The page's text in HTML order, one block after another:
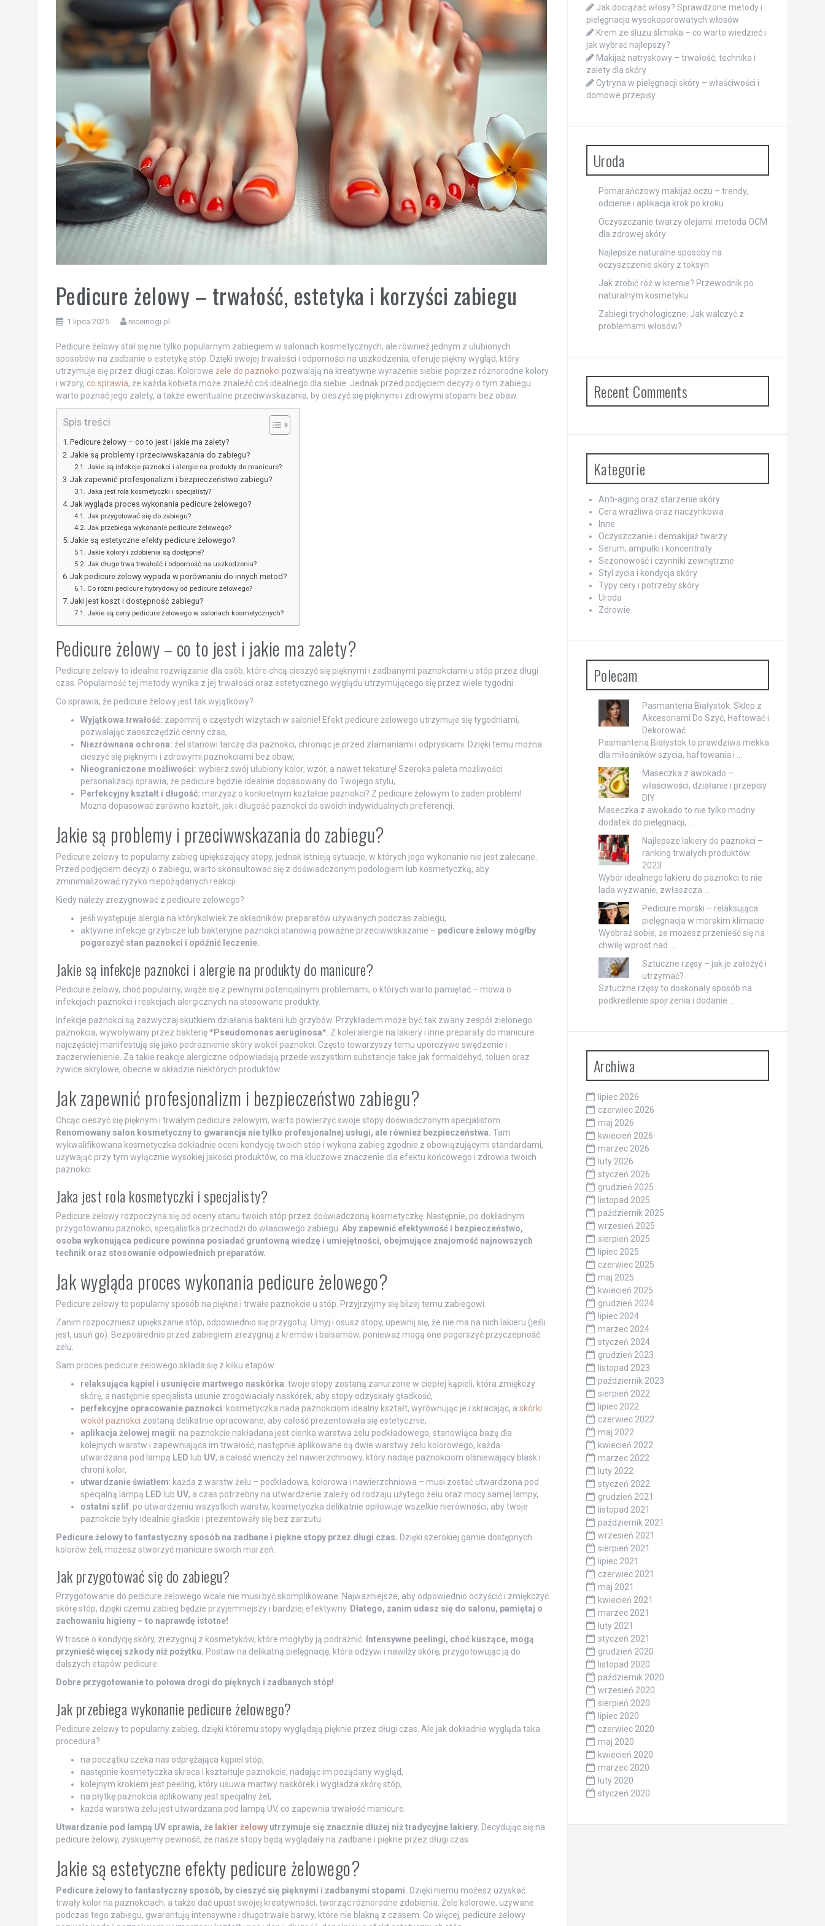
Pedicure żelowy – trwałość, estetyka i korzyści zabiegu
1 lipca 2025 receinogi.pl
Pedicure żelowy stał się nie tylko popularnym zabiegiem w salonach kosmetycznych, ale również jednym z ulubionych
sposobów na zadbanie o estetykę stóp. Dzięki swojej trwałości i odporności na uszkodzenia, oferuje piękny wygląd, który
utrzymuje się przez długi czas. Kolorowe żele do paznokci pozwalają na kreatywne wyrażenie siebie poprzez różnorodne kolory
i wzory, co sprawia, że każda kobieta może znaleźć coś idealnego dla siebie. Jednak przed podjęciem decyzji o tym zabiegu
warto poznać jego zalety, a także ewentualne przeciwwskazania, by cieszyć się pięknymi i zdrowymi stopami bez obaw.
Spis treści
Pedicure żelowy – co to jest i jakie ma zalety?
Jakie są problemy i przeciwwskazania do zabiegu?
Jakie są infekcje paznokci i alergie na produkty do manicure?
Jak zapewnić profesjonalizm i bezpieczeństwo zabiegu?
Jaka jest rola kosmetyczki i specjalisty?
Jak wygląda proces wykonania pedicure żelowego?
Jak przygotować się do zabiegu?
Jak przebiega wykonanie pedicure żelowego?
Jakie są estetyczne efekty pedicure żelowego?
Jakie kolory i zdobienia są dostępne?
Jak długo trwa trwałość i odporność na uszkodzenia?
Jak pedicure żelowy wypada w porównaniu do innych metod?
Co różni pedicure hybrydowy od pedicure żelowego?
Jaki jest koszt i dostępność zabiegu?
Jakie są ceny pedicure żelowego w salonach kosmetycznych?
Pedicure żelowy – co to jest i jakie ma zalety?
Pedicure żelowy to idealne rozwiązanie dla osób, które chcą cieszyć się pięknymi i zadbanymi paznokciami u stóp przez długi
czas. Popularność tej metody wynika z jej trwałości oraz estetycznego wyglądu utrzymującego się przez wiele tygodni.
Co sprawia, że pedicure żelowy jest tak wyjątkowy?
Wyjątkowa trwałość: zapomnij o częstych wizytach w salonie! Efekt pedicure żelowego utrzymuje się tygodniami,
pozwalając zaoszczędzić cenny czas,
Niezrównana ochrona: żel stanowi tarczę dla paznokci, chroniąc je przed złamaniami i odpryskami. Dzięki temu można
cieszyć się pięknymi i zdrowymi paznokciami bez obaw,
Nieograniczone możliwości: wybierz swój ulubiony kolor, wzór, a nawet teksturę! Szeroka paleta możliwości
personalizacji sprawia, że pedicure będzie idealnie dopasowany do Twojego stylu,
Perfekcyjny kształt i długość: marzysz o konkretnym kształcie paznokci? Z pedicure żelowym to żaden problem!
Można dopasować zarówno kształt, jak i długość paznokci do swoich indywidualnych preferencji.
Jakie są problemy i przeciwwskazania do zabiegu?
Pedicure żelowy to popularny zabieg upiększający stopy, jednak istnieją sytuacje, w których jego wykonanie nie jest zalecane.
Przed podjęciem decyzji o zabiegu, warto skonsultować się z doświadczonym podologiem lub kosmetyczką, aby
zminimalizować ryzyko niepożądanych reakcji.
Kiedy należy zrezygnować z pedicure żelowego?
jeśli występuje alergia na którykolwiek ze składników preparatów używanych podczas zabiegu,
aktywne infekcje grzybicze lub bakteryjne paznokci stanowią poważne przeciwwskazanie – pedicure żelowy mógłby
pogorszyć stan paznokci i opóźnić leczenie.
Jakie są infekcje paznokci i alergie na produkty do manicure?
Pedicure żelowy, choć popularny, wiąże się z pewnymi potencjalnymi problemami, o których warto pamiętać – mowa o
infekcjach paznokci i reakcjach alergicznych na stosowane produkty.
Infekcje paznokci są zazwyczaj skutkiem działania bakterii lub grzybów. Przykładem może być tak zwany zespół zielonego
paznokcia, wywoływany przez bakterię*Pseudomonas aeruginosa*. Z kolei alergie na lakiery i inne preparaty do manicure
najczęściej manifestują się jako podrażnienie skóry wokół paznokci. Często towarzyszy temu uporczywe swędzenie i
zaczerwienienie. Za takie reakcje alergiczne odpowiadają przede wszystkim substancje takie jak formaldehyd, toluen oraz
żywice akrylowe, obecne w składzie niektórych produktów.
Jak zapewnić profesjonalizm i bezpieczeństwo zabiegu?
Chcąc cieszyć się pięknym i trwałym pedicure żelowym, warto powierzyć swoje stopy doświadczonym specjalistom.
Renomowany salon kosmetyczny to gwarancja nie tylko profesjonalnej usługi, ale również bezpieczeństwa. Tam
wykwalifikowana kosmetyczka dokładnie oceni kondycję twoich stóp i wykona zabieg zgodnie z obowiązującymi standardami,
używając przy tym wyłącznie wysokiej jakości produktów, co ma kluczowe znaczenie dla efektu końcowego i zdrowia twoich
paznokci.
Jaka jest rola kosmetyczki i specjalisty?
Pedicure żelowy rozpoczyna się od oceny stanu twoich stóp przez doświadczoną kosmetyczkę. Następnie, po dokładnym
przygotowaniu paznokci, specjalistka przechodzi do właściwego zabiegu. Aby zapewnić efektywność i bezpieczeństwo,
osoba wykonująca pedicure powinna posiadać gruntowną wiedzę i umiejętności, obejmujące znajomość najnowszych
technik oraz stosowanie odpowiednich preparatów.
Jak wygląda proces wykonania pedicure żelowego?
Pedicure żelowy to popularny sposób na piękne i trwałe paznokcie u stóp. Przyjrzyjmy się bliżej temu zabiegowi.
Zanim rozpoczniesz upiększanie stóp, odpowiednio się przygotuj. Umyj i osusz stopy, upewnij się, że nie ma na nich lakieru (jeśli
jest, usuń go). Bezpośrednio przed zabiegiem zrezygnuj z kremów i balsamów, ponieważ mogą one pogorszyć przyczepność
żelu.
Sam proces pedicure żelowego składa się z kilku etapów:
relaksująca kąpiel i usunięcie martwego naskórka: twoje stopy zostaną zanurzone w ciepłej kąpieli, która zmiękczy
skórę, a następnie specjalista usunie zrogowaciały naskórek, aby stopy odzyskały gładkość,
perfekcyjne opracowanie paznokci: kosmetyczka nada paznokciom idealny kształt, wyrównując je i skracając, a skórki
wokół paznokci zostaną delikatnie opracowane, aby całość prezentowała się estetycznie,
aplikacja żelowej magii: na paznokcie nakładana jest cienka warstwa żelu podkładowego, stanowiąca bazę dla
kolejnych warstw i zapewniająca im trwałość, następnie aplikowane są dwie warstwy żelu kolorowego, każda
utwardzana pod lampą LED lub UV, a całość wieńczy żel nawierzchniowy, który nadaje paznokciom olśniewający blask i
chroni kolor,
utwardzanie światłem: każda z warstw żelu – podkładowa, kolorowa i nawierzchniowa – musi zostać utwardzona pod
specjalną lampą LED lub UV, a czas potrzebny na utwardzenie zależy od rodzaju użytego żelu oraz mocy samej lampy,
ostatni szlif: po utwardzeniu wszystkich warstw, kosmetyczka delikatnie opiłowuje wszelkie nierówności, aby twoje
paznokcie były idealnie gładkie i prezentowały się bez zarzutu.
Pedicure żelowy to fantastyczny sposób na zadbane i piękne stopy przez długi czas. Dzięki szerokiej gamie dostępnych
kolorów żeli, możesz stworzyć manicure swoich marzeń.
Jak przygotować się do zabiegu?
Przygotowanie do pedicure żelowego wcale nie musi być skomplikowane. Najważniejsze, aby odpowiednio oczyścić i zmiękczyć
skórę stóp, dzięki czemu zabieg będzie przyjemniejszy i bardziej efektywny. Dlatego, zanim udasz się do salonu, pamiętaj o
zachowaniu higieny – to naprawdę istotne!
W trosce o kondycję skóry, zrezygnuj z kosmetyków, które mogłyby ją podrażnić.
Intensywne peelingi, choć kuszące, mogą
przynieść więcej szkody niż pożytku. Postaw na delikatną pielęgnację, która odżywi i nawilży skórę, przygotowując ją do
dalszych etapów pedicure.
Dobre przygotowanie to połowa drogi do pięknych i zadbanych stóp!
Jak przebiega wykonanie pedicure żelowego?
Pedicure żelowy to popularny zabieg, dzięki któremu stopy wyglądają pięknie przez długi czas. Ale jak dokładnie wygląda taka
procedura?
na początku czeka nas odprężająca kąpiel stóp,
następnie kosmetyczka skraca i kształtuje paznokcie, nadając im pożądany wygląd,
kolejnym krokiem jest peeling, który usuwa martwy naskórek i wygładza skórę stóp,
na płytkę paznokcia aplikowany jest specjalny żel,
każda warstwa żelu jest utwardzana pod lampą UV, co zapewnia trwałość manicure.
Utwardzanie pod lampą UV sprawia, że lakier żelowyutrzymuje się znacznie dłużej niż tradycyjne lakiery. Decydując się na
pedicure żelowy, zyskujemy pewność, że nasze stopy będą wyglądały na zadbane i piękne przez długi czas.
Jakie są estetyczne efekty pedicure żelowego?
Pedicure żelowy to fantastyczny sposób, by cieszyć się pięknymi i zadbanymi stopami. Dzięki niemu możesz uzyskać
trwały kolor na paznokciach, a także dać upust swojej kreatywności, tworząc różnorodne zdobienia. Żele kolorowe, używane
podczas tego zabiegu, gwarantują intensywne i długotrwałe barwy, które nie blakną z czasem. Co więcej, pedicure żelowy
Jak dociążać włosy? Sprawdzone metody i
pielęgnacja wysokoporowatych włosów
Krem ze śluzu ślimaka – co warto wiedzieć i
jak wybrać najlepszy?
Makijaż natryskowy – trwałość, technika i
zalety dla skóry
Cytryna w pielęgnacji skóry – właściwości i
domowe przepisy
Uroda
Pomarańczowy makijaż oczu – trendy,
odcienie i aplikacja krok po kroku
Oczyszczanie twarzy olejami: metoda OCM
dla zdrowej skóry
Najlepsze naturalne sposoby na
oczyszczenie skóry z toksyn
Jak zrobić róż w kremie? Przewodnik po
naturalnym kosmetyku
Zabiegi trychologiczne: Jak walczyć z
problemami włosów?
Recent Comments
Kategorie
Anti-aging oraz starzenie skóry
Cera wrażliwa oraz naczynkowa
Inne
Oczyszczanie i demakijaż twarzy
Serum, ampułki i koncentraty
Sezonowość i czynniki zewnętrzne
Styl życia i kondycja skóry
Typy cery i potrzeby skóry
Uroda
Zdrowie
Polecam
Pasmanteria Białystok: Sklep z
Akcesoriami Do Szyć, Haftować i
Dekorować
Pasmanteria Białystok to prawdziwa mekka
dla miłośników szycia, haftowania i …
Maseczka z awokado –
właściwości, działanie i przepisy
DIY
Maseczka z awokado to nie tylko modny
dodatek do pielęgnacji, …
Najlepsze lakiery do paznokci –
ranking trwałych produktów
2023
Wybór idealnego lakieru do paznokci to nie
lada wyzwanie, zwłaszcza …
Pedicure morski – relaksująca
pielęgnacja w morskim klimacie
Wyobraź sobie, że możesz przenieść się na
chwilę wprost nad …
Sztuczne rzęsy – jak je założyć i
utrzymać?
Sztuczne rzęsy to doskonały sposób na
podkreślenie spojrzenia i dodanie …
Archiwa
lipiec 2026
czerwiec 2026
maj 2026
kwiecień 2026
marzec 2026
luty 2026
styczeń 2026
grudzień 2025
listopad 2025
październik 2025
wrzesień 2025
sierpień 2025
lipiec 2025
czerwiec 2025
maj 2025
kwiecień 2025
grudzień 2024
lipiec 2024
marzec 2024
styczeń 2024
grudzień 2023
listopad 2023
październik 2023
sierpień 2022
lipiec 2022
czerwiec 2022
maj 2022
kwiecień 2022
marzec 2022
luty 2022
styczeń 2022
grudzień 2021
listopad 2021
październik 2021
wrzesień 2021
sierpień 2021
lipiec 2021
czerwiec 2021
maj 2021
kwiecień 2021
marzec 2021
luty 2021
styczeń 2021
grudzień 2020
listopad 2020
październik 2020
wrzesień 2020
sierpień 2020
lipiec 2020
czerwiec 2020
maj 2020
kwiecień 2020
marzec 2020
luty 2020
styczeń 2020